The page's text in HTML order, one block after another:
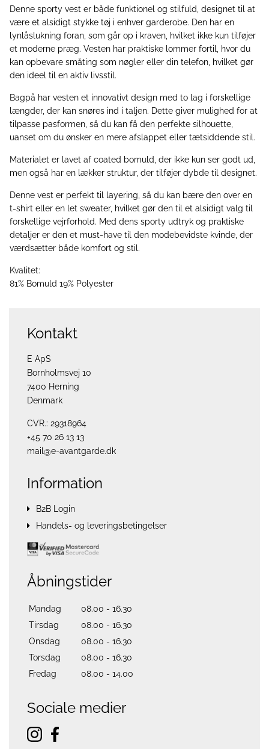
Denne sporty vest er både funktionel og stilfuld, designet til at
være et alsidigt stykke tøj i enhver garderobe. Den har en
lynlåslukning foran, som går op i kraven, hvilket ikke kun tilføjer
et moderne præg. Vesten har praktiske lommer fortil, hvor du
kan opbevare småting som nøgler eller din telefon, hvilket gør
den ideel til en aktiv livsstil.
Bagpå har vesten et innovativt design med to lag i forskellige
længder, der kan snøres ind i taljen. Dette giver mulighed for at
tilpasse pasformen, så du kan få den perfekte silhouette,
uanset om du ønsker en mere afslappet eller tætsiddende stil.
Materialet er lavet af coated bomuld, der ikke kun ser godt ud,
men også har en lækker struktur, der tilføjer dybde til designet.
Denne vest er perfekt til layering, så du kan bære den over en
t-shirt eller en let sweater, hvilket gør den til et alsidigt valg til
forskellige vejrforhold. Med dens sporty udtryk og praktiske
detaljer er den et must-have til den modebevidste kvinde, der
værdsætter både komfort og stil.
Kvalitet:
81% Bomuld 19% Polyester
Kontakt
E ApS
Bornholmsvej 10
7400 Herning
Denmark
CVR.: 29318964
+45 70 26 13 13
mail@e-avantgarde.dk
Information
B2B Login
Handels- og leveringsbetingelser
Åbningstider
Mandag
08.00 - 16.30
Tirsdag
08.00 - 16.30
Onsdag
08.00 - 16.30
Torsdag
08.00 - 16.30
Fredag
08.00 - 14.00
Sociale medier
instagram
facebook